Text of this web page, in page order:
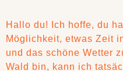
Hallo du! Ich hoffe, du
Möglichkeit, etwas Zeit
und das schöne Wetter
Wald bin, kann ich